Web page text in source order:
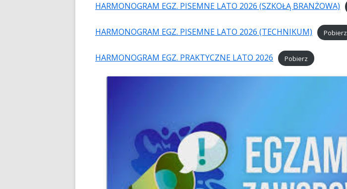
HARMONOGRAM EGZ. PISEMNE LATO 2026 (SZKOŁĄ BRANŻOWA)
HARMONOGRAM EGZ. PISEMNE LATO 2026 (TECHNIKUM) Pobierz
HARMONOGRAM EGZ. PRAKTYCZNE LATO 2026 Pobierz